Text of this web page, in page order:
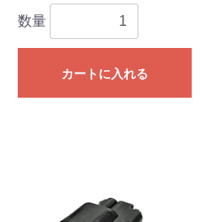
数量
カートに入れる